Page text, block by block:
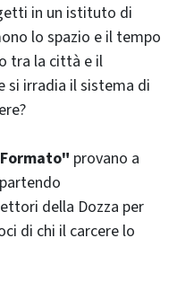
in un istituto di
lo spazio e il tempo
tra la città e il
si irradia il sistema di
provano a
della Dozza per
di chi il carcere lo